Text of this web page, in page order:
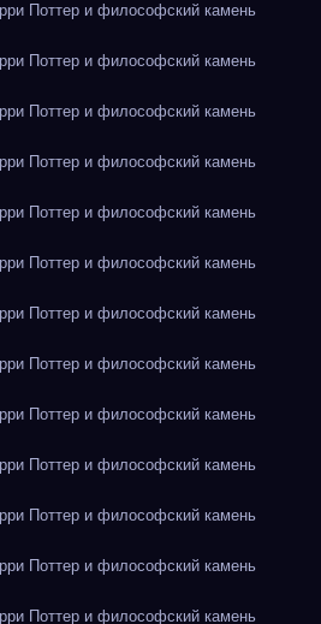
Поттер и философский камень
Поттер и философский камень
Поттер и философский камень
Поттер и философский камень
Поттер и философский камень
Поттер и философский камень
Поттер и философский камень
Поттер и философский камень
Поттер и философский камень
Поттер и философский камень
Поттер и философский камень
Поттер и философский камень
Поттер и философский камень